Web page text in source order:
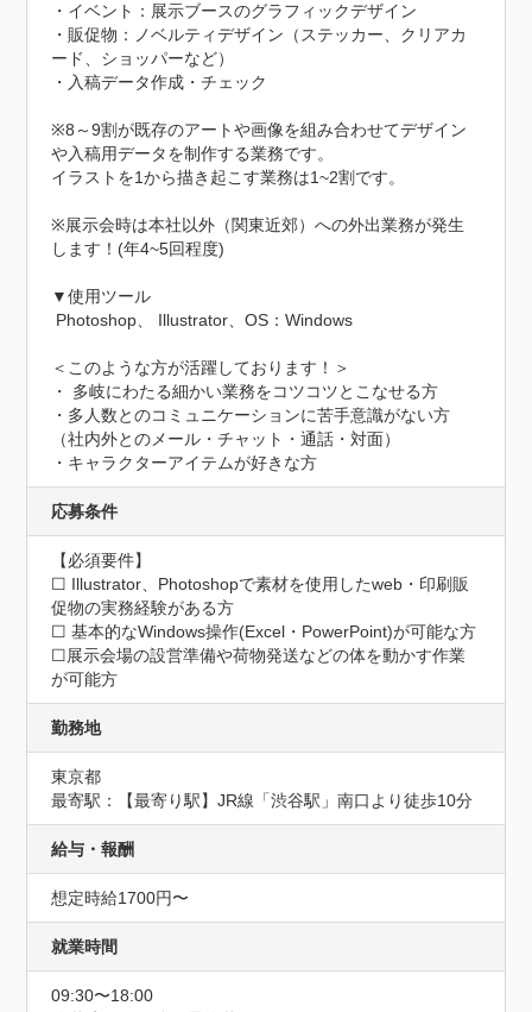
・イベント：展示ブースのグラフィックデザイン
・販促物：ノベルティデザイン（ステッカー、クリアカ
ード、ショッパーなど）
・入稿データ作成・チェック
※8～9割が既存のアートや画像を組み合わせてデザイン
や入稿用データを制作する業務です。
イラストを1から描き起こす業務は1~2割です。
※展示会時は本社以外（関東近郊）への外出業務が発生
します！(年4~5回程度)
▼使用ツール
＜このような方が活躍しております！＞
・ 多岐にわたる細かい業務をコツコツとこなせる方
・多人数とのコミュニケーションに苦手意識がない方
（社内外とのメール・チャット・通話・対面）
・キャラクターアイテムが好きな方
応募条件
【必須要件】
☐ Illustrator、Photoshopで素材を使用したweb・印刷販
促物の実務経験がある方
☐ 基本的なWindows操作(Excel・PowerPoint)が可能な方
☐展示会場の設営準備や荷物発送などの体を動かす作業
が可能方
勤務地
東京都
最寄駅：【最寄り駅】JR線「渋谷駅」南口より徒歩10分
給与・報酬
想定時給1700円〜
就業時間
09:30〜18:00